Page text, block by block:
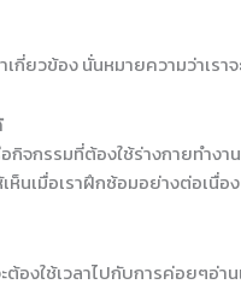
เกี่ยวข้อง นั่นหมายความว่าเ
จกรรมที่ต้องใช้ร่างกายทำง
ห็นเมื่อเราฝึกซ้อมอย่างต่อเนื่อ
ต้องใช้เวลาไปกับการค่อยๆอ่